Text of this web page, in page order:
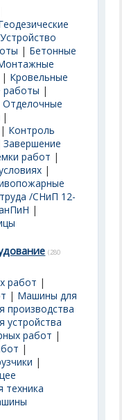
Устройство
| Бетонные
| Кровельные
работы |
Отделочные
|
| Контроль
Завершение
работ |
|
/СНиП 12-
|
(280
работ |
| Машины для
производства
устройства
работ |
|
|
техника